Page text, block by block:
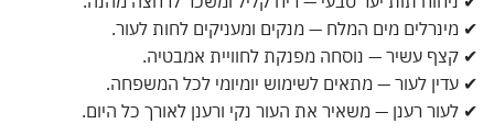
מים המלח — מנקים ומעניקים לחות לעור.
עשיר — נוסחה מפנקת לחוויית אמבטיה.
לעור — מתאים לשימוש יומיומי לכל המשפחה.
רענן — משאיר את העור נקי ורענן לאורך כל היום.